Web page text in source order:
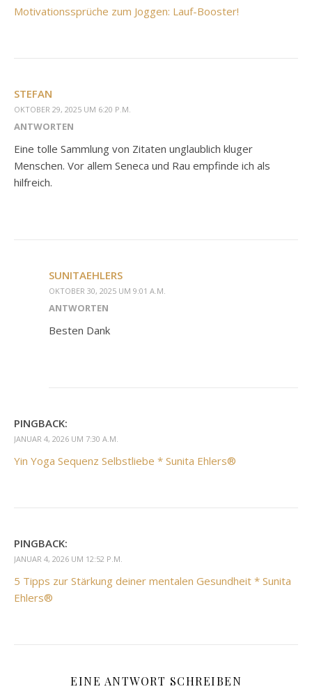
Motivationssprüche zum Joggen: Lauf-Booster!
STEFAN
OKTOBER 29, 2025 UM 6:20 P.M.
ANTWORTEN
Eine tolle Sammlung von Zitaten unglaublich kluger
Menschen. Vor allem Seneca und Rau empfinde ich als
hilfreich.
SUNITAEHLERS
OKTOBER 30, 2025 UM 9:01 A.M.
ANTWORTEN
Besten Dank
PINGBACK:
JANUAR 4, 2026 UM 7:30 A.M.
Yin Yoga Sequenz Selbstliebe * Sunita Ehlers®
PINGBACK:
JANUAR 4, 2026 UM 12:52 P.M.
5 Tipps zur Stärkung deiner mentalen Gesundheit * Sunita
Ehlers®
EINE ANTWORT SCHREIBEN